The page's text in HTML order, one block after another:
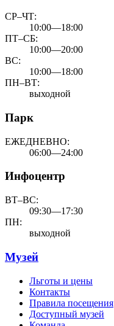
СР–ЧТ:
10:00—18:00
ПТ–СБ:
10:00—20:00
ВС:
10:00—18:00
ПН–ВТ:
выходной
Парк
ЕЖЕДНЕВНО:
06:00—24:00
Инфоцентр
ВТ–ВС:
09:30—17:30
ПН:
выходной
Музей
Льготы и цены
Контакты
Правила посещения
Доступный музей